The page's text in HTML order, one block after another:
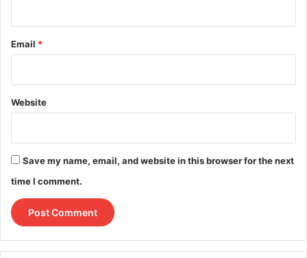
Email *
Website
Save my name, email, and website in this browser for the next
time I comment.